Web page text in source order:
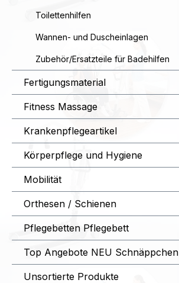
Toilettenhilfen
Wannen- und Duscheinlagen
Zubehör/Ersatzteile für Badehilfen
Fertigungsmaterial
Fitness Massage
Krankenpflegeartikel
Körperpflege und Hygiene
Mobilität
Orthesen / Schienen
Pflegebetten Pflegebett
Top Angebote NEU Schnäppchen
Unsortierte Produkte